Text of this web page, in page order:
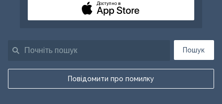
Пошук
Повідомити про помилку
Доступно в